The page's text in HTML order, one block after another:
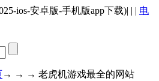
ios-安卓版-手机版app下载)| | | 电
→ → → 老虎机游戏最全的网站